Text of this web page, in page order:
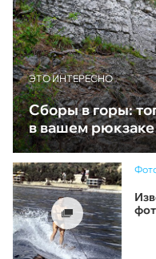
ЭТО ИНТЕРЕСНО
Сборы в горы:
в вашем рюкзаке